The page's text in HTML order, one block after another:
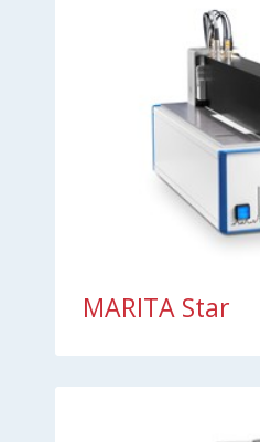
MARITA Star